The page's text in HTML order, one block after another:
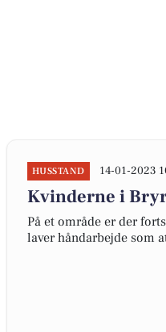
HUSSTAND 14-01-2023
Kvinderne i
På et område er der
laver håndarbejde som